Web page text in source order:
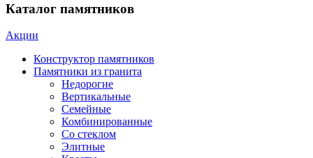
Каталог памятников
Акции
Конструктор памятников
Памятники из гранита
Недорогие
Вертикальные
Семейные
Комбинированные
Со стеклом
Элитные